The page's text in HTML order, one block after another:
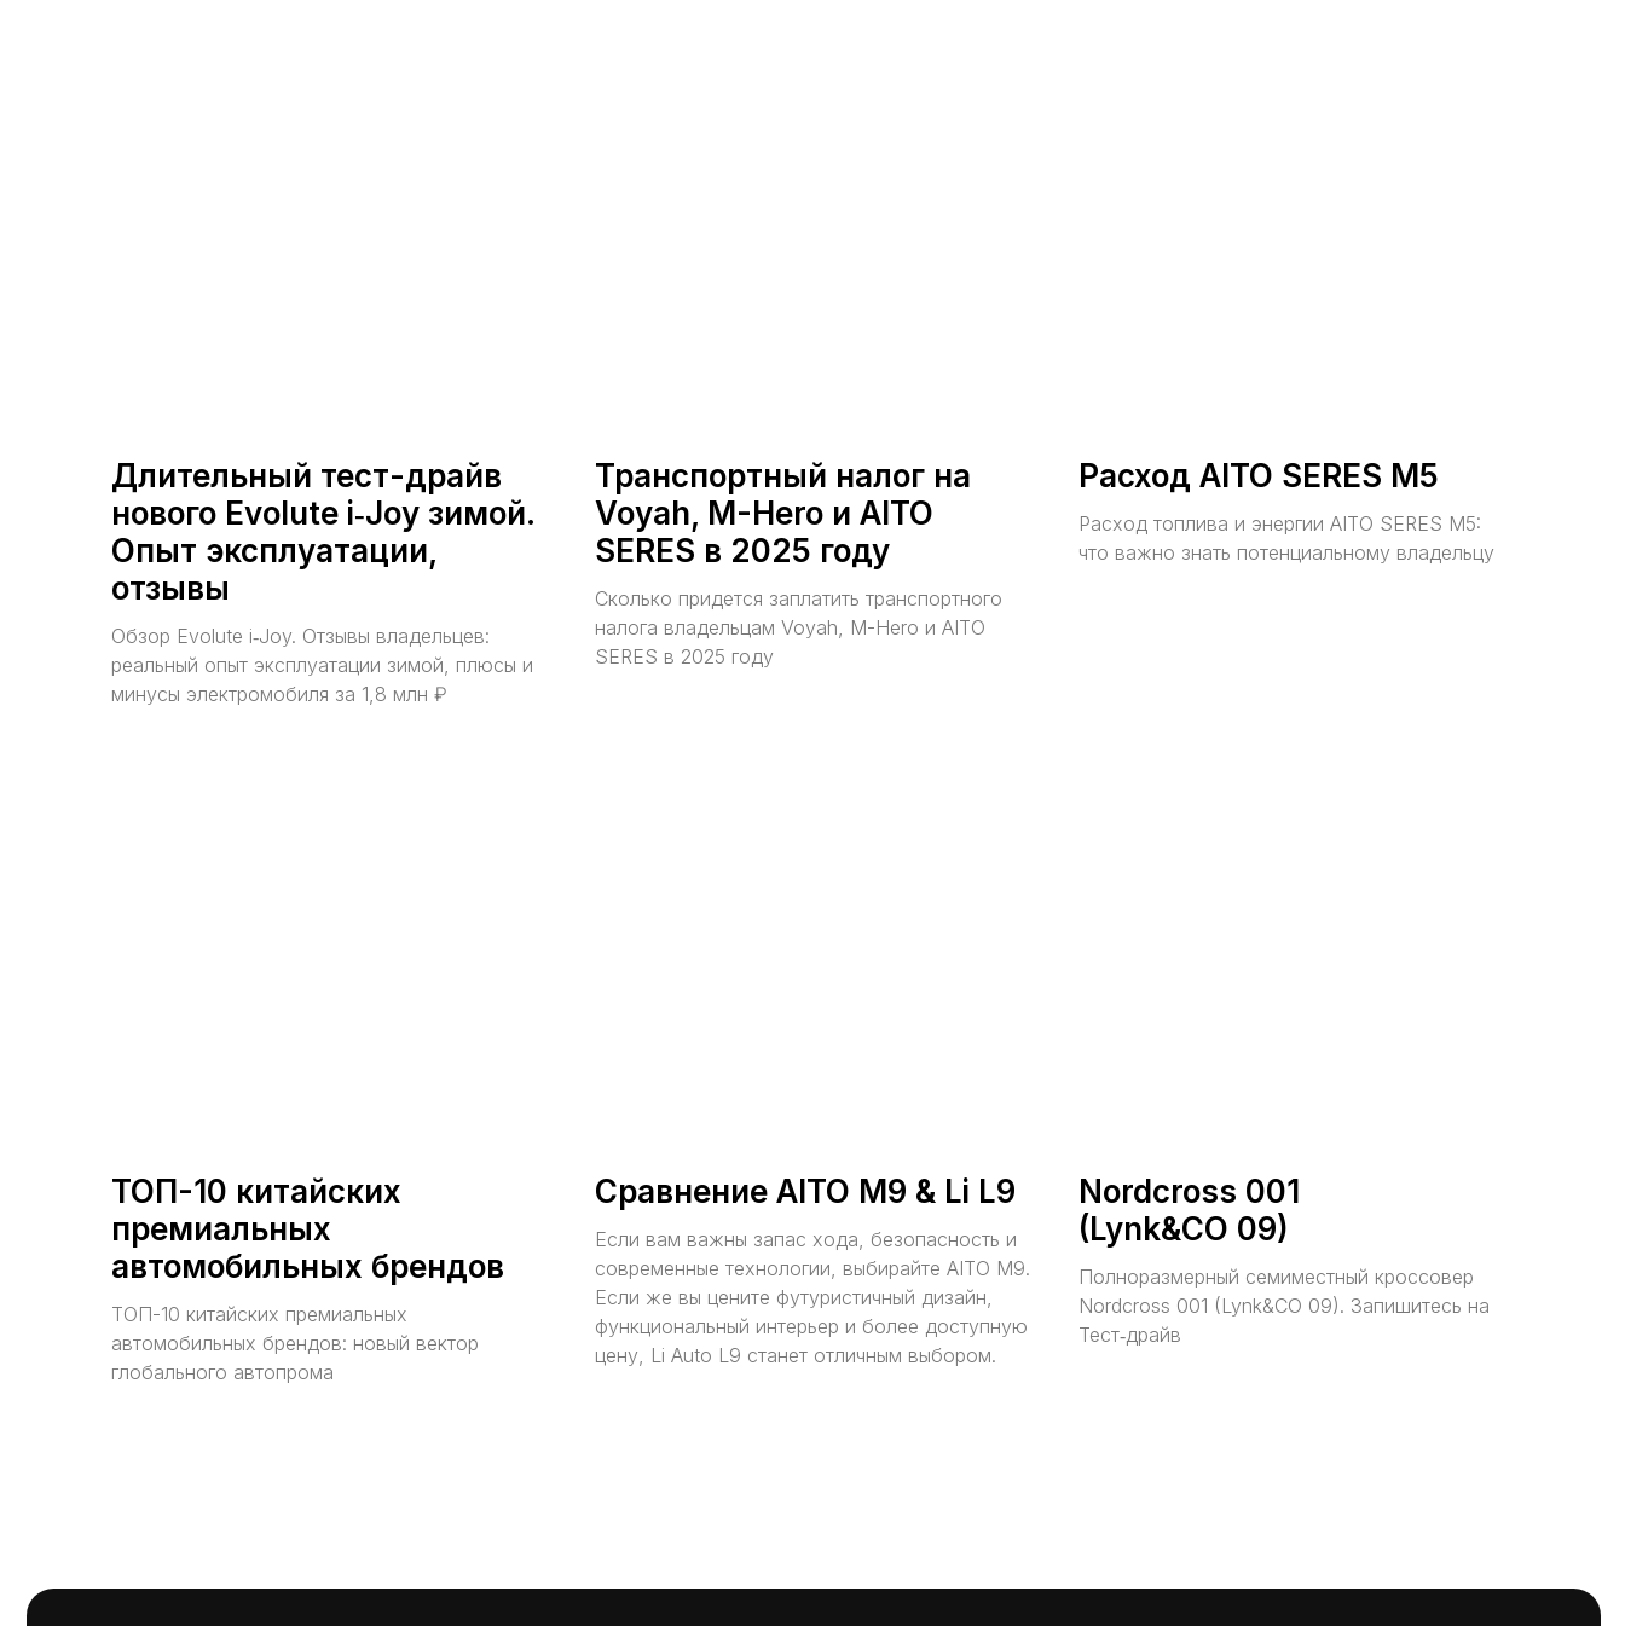
Длительный тест-драйв
нового Evolute i‑Joy зимой.
Опыт эксплуатации,
отзывы
Обзор Evolute i‑Joy. Отзывы владельцев:
реальный опыт эксплуатации зимой, плюсы и
минусы электромобиля за 1,8 млн ₽
Транспортный налог на
Voyah, M-Hero и AITO
SERES в 2025 году
Сколько придется заплатить транспортного
налога владельцам Voyah, M-Hero и AITO
SERES в 2025 году
Расход AITO SERES M5
Расход топлива и энергии AITO SERES M5:
что важно знать потенциальному владельцу
ТОП-10 китайских
премиальных
автомобильных брендов
ТОП-10 китайских премиальных
автомобильных брендов: новый вектор
глобального автопрома
Сравнение AITO M9 & Li L9
Если вам важны запас хода, безопасность и
современные технологии, выбирайте AITO M9.
Если же вы цените футуристичный дизайн,
функциональный интерьер и более доступную
цену, Li Auto L9 станет отличным выбором.
Nordcross 001
(Lynk&CO 09)
Полноразмерный семиместный кроссовер
Nordcross 001 (Lynk&CO 09). Запишитесь на
Тест‑драйв
NORDCROSS
«А-ДРАЙВ» ОФИЦИАЛЬНЫЙ ДИЛЕР
Haval